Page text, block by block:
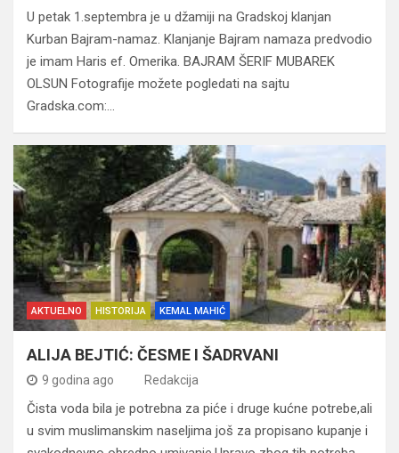
U petak 1.septembra je u džamiji na Gradskoj klanjan
Kurban Bajram-namaz. Klanjanje Bajram namaza predvodio
je imam Haris ef. Omerika. BAJRAM ŠERIF MUBAREK
OLSUN Fotografije možete pogledati na sajtu
Gradska.com:…
AKTUELNO HISTORIJA KEMAL MAHIĆ
ALIJA BEJTIĆ: ČESME I ŠADRVANI
9 godina ago Redakcija
Čista voda bila je potrebna za piće i druge kućne potrebe,ali
u svim muslimanskim naseljima još za propisano kupanje i